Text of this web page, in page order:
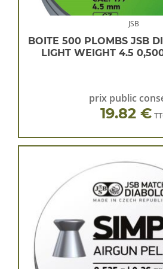
JSB
BOITE 500 PLOMBS JSB
LIGHT WEIGHT 4.5
prix public
19.82 €